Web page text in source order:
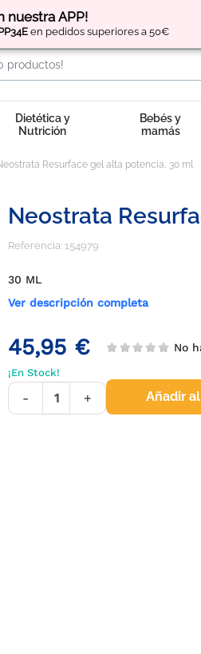
nuestra APP!
en pedidos superiores a 50€
Regístratey obtén
Dietética y
Nutrición
Bebés y
mamás
Resurface gel alta potencia, 30 ml
Neostrata
Referencia: 154979
30 ML
Ver descripción completa
45,95 € No
¡En Stock!
- + Añadir